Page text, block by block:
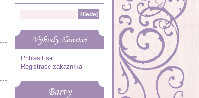
Výhody členství
Přihlásit se
Registrace zákazníka
Barvy